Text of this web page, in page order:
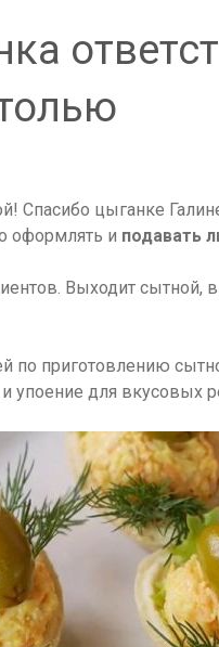
Спасибо цыганке
оформлять и подавать
Выходит сытной,
по приготовлению
и упоение для вкусовых